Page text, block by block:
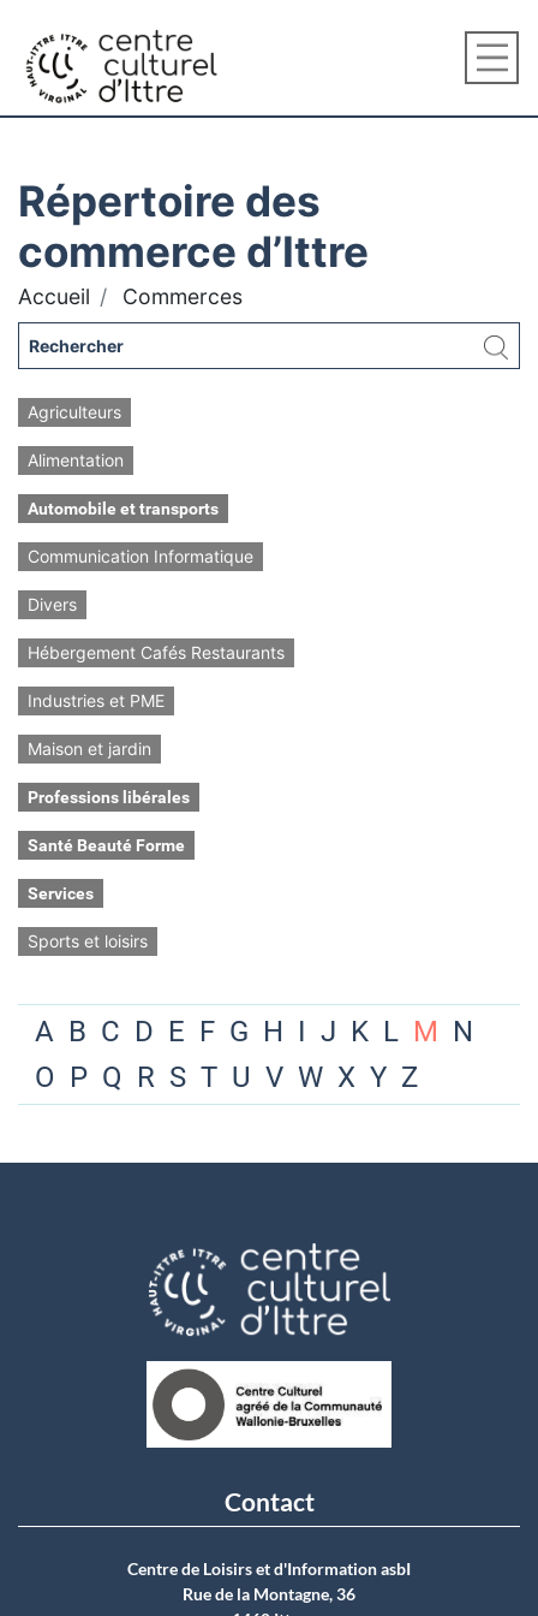
Répertoire des
commerce d’Ittre
Accueil Commerces
Agriculteurs
Alimentation
Automobile et transports
Communication Informatique
Divers
Hébergement Cafés Restaurants
Industries et PME
Maison et jardin
Professions libérales
Santé Beauté Forme
Services
Sports et loisirs
A B C D E F G H I J K L M N
O P Q R S T U V W X Y Z
Contact
Centre de Loisirs et d'Information asbI
Rue de la Montagne, 36